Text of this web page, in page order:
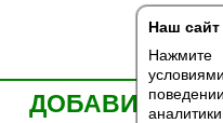
Наш сайт
Нажмите
ДОБАВИТЬ В